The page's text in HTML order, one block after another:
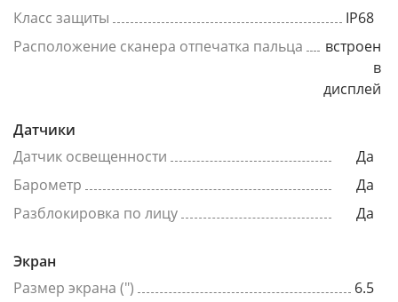
Класс защиты
IP68
Расположение сканера отпечатка пальца
встроен
в
дисплей
Датчики
Датчик освещенности
Да
Барометр
Да
Разблокировка по лицу
Да
Экран
Размер экрана (")
6.5